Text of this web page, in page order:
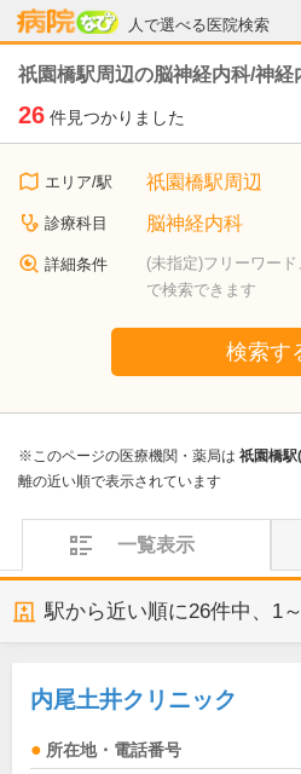
人で選べる医院検索
病院なび
祇園橋駅周辺の脳神経内科/神経
26 件見つかりました
エリア/駅 祇園橋駅周辺
診療科目 脳神経内科
詳細条件
(未指定)フリーワー
で検索できます
検索す
※このページの医療機関・薬局は 祇園橋
離の近い順で表示されています
一覧表示
駅から近い順に26件中、 1
内尾土井クリニック
所在地・電話番号